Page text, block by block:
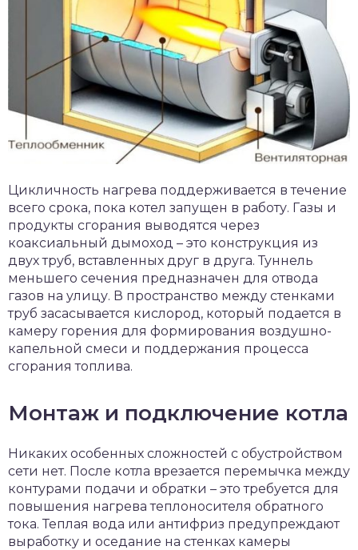
Цикличность нагрева поддерживается в течение
всего срока, пока котел запущен в работу. Газы и
продукты сгорания выводятся через
коаксиальный дымоход – это конструкция из
двух труб, вставленных друг в друга. Туннель
меньшего сечения предназначен для отвода
газов на улицу. В пространство между стенками
труб засасывается кислород, который подается в
камеру горения для формирования воздушно-
капельной смеси и поддержания процесса
сгорания топлива.
Монтаж и подключение котла
Никаких особенных сложностей с обустройством
сети нет. После котла врезается перемычка между
контурами подачи и обратки – это требуется для
повышения нагрева теплоносителя обратного
тока. Теплая вода или антифриз предупреждают
выработку и оседание на стенках камеры